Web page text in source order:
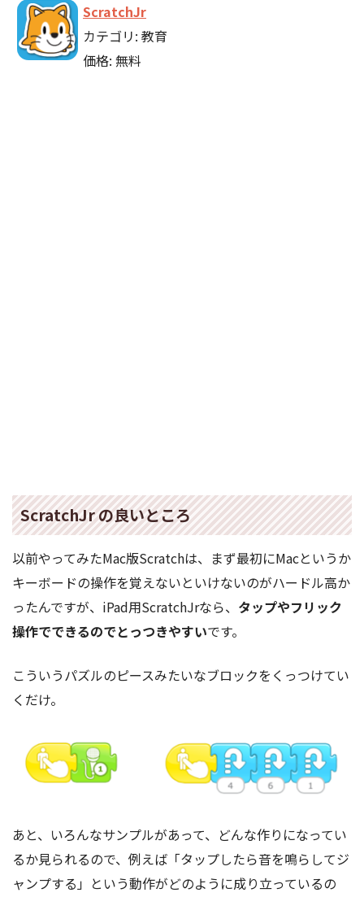
ScratchJr
カテゴリ: 教育
価格: 無料
ScratchJr の良いところ
以前やってみたMac版Scratchは、まず最初にMacというか
キーボードの操作を覚えないといけないのがハードル高か
ったんですが、iPad用ScratchJrなら、 タップやフリック
操作でできるのでとっつきやすいです。
こういうパズルのピースみたいなブロックをくっつけてい
くだけ。
あと、いろんなサンプルがあって、どんな作りになってい
るか見られるので、例えば「タップしたら音を鳴らしてジ
ャンプする」という動作がどのように成り立っているの